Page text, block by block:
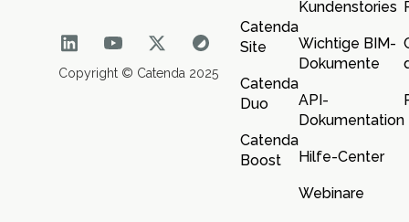
Copyright © Catenda 2025
Catenda
Site
Catenda
Duo
Catenda
Boost
Kundenstories
Wichtige BIM-
Dokumente
API-
Dokumentation
Hilfe-Center
Webinare